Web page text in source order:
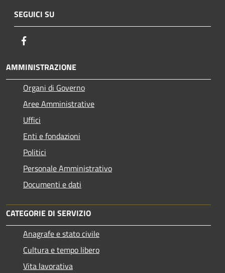
SEGUICI SU
AMMINISTRAZIONE
Organi di Governo
Aree Amministrative
Uffici
Enti e fondazioni
Politici
Personale Amministrativo
Documenti e dati
CATEGORIE DI SERVIZIO
Anagrafe e stato civile
Cultura e tempo libero
Vita lavorativa